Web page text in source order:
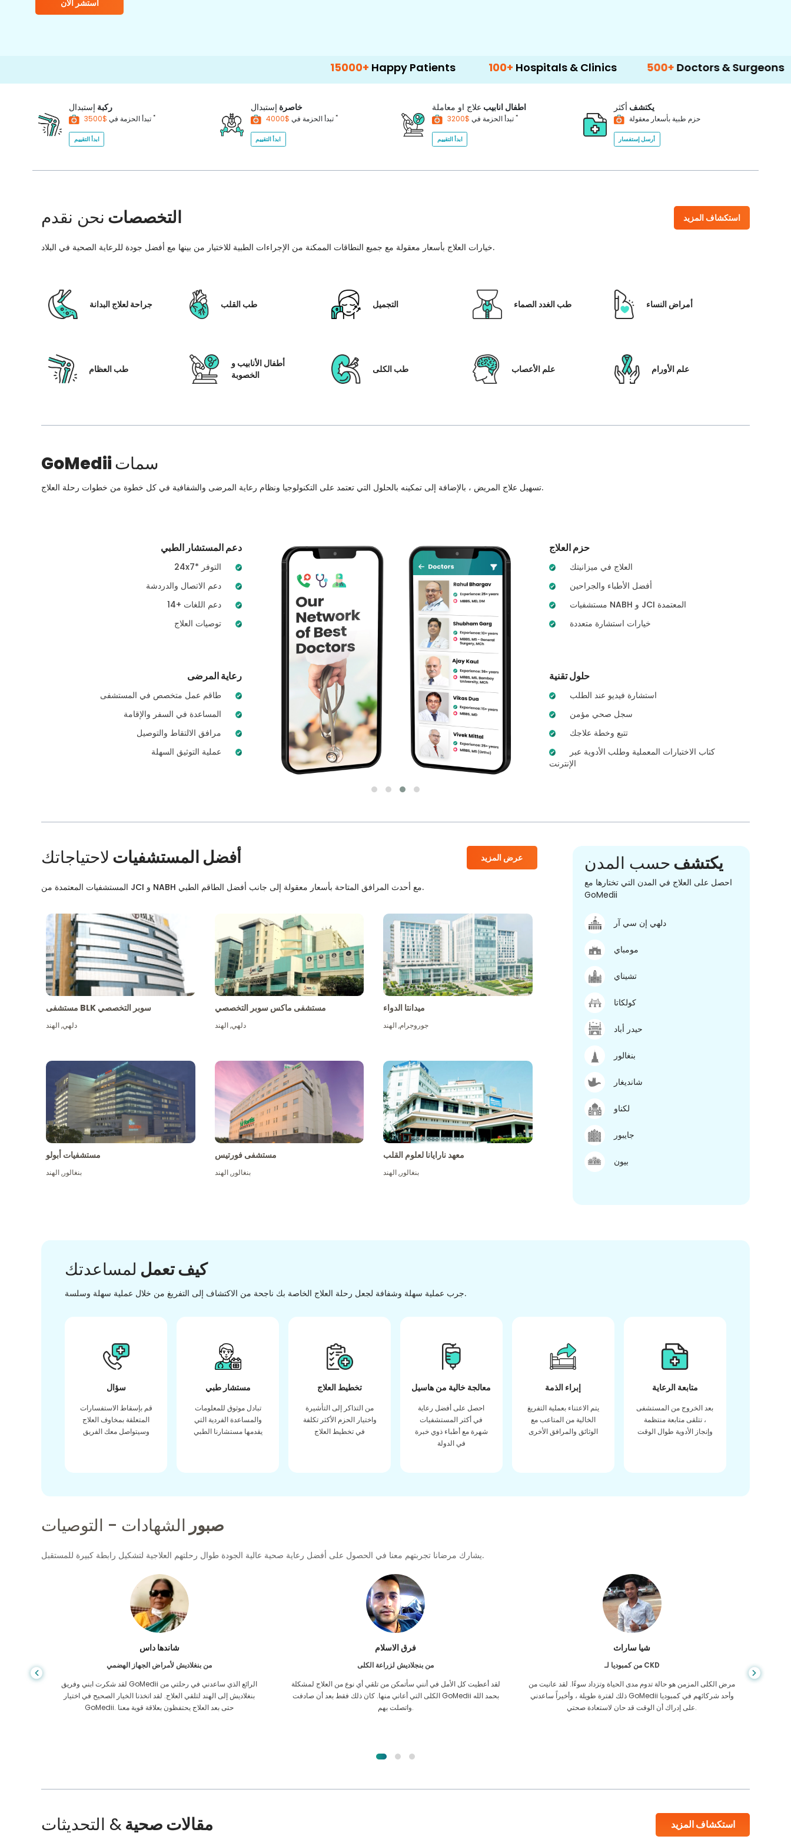
استشر الآن
Happy Patients 100+ Hospitals & Clinics 500+ Doctors & Surgeons 14+
ركبة إستبدال
تبدأ الحزمة في *
ابدأ التقييم
خاصرة إستبدال
تبدأ الحزمة في$4000 *
ابدأ التقييم
اطفال انابيب علاج او معاملة
تبدأ الحزمة في *
ابدأ التقييم
يكتشف أكثر
حزم طبية بأسعار معقولة
أرسل إستفسار
التخصصات نحن نقدم استكشاف المزيد
خيارات العلاج بأسعار معقولة مع جميع النطاقات الممكنة من الإجراءات الطبية للاختيار من بينها مع أفضل جودة للرعاية الصحية في البلاد.
جراحة لعلاج البدانة طب القلب التجميل طب الغدد الصماء أمراض النساء
طب العظام
أطفال الأنابيب و
الخصوبة
طب الكلى علم الأعصاب علم الأورام
GoMediiسمات
تسهيل علاج المريض ، بالإضافة إلى تمكينه بالحلول التي تعتمد على التكنولوجيا ونظام رعاية المرضى والشفافية في كل خطوة من خطوات رحلة العلاج.
دعم المستشار الطبي
رعاية المرضى
حزم العلاج
العلاج في ميزانيتك
أفضل الأطباء والجراحين
مستشفيات NABH و JCI المعتمدة
خيارات استشارة متعددة
حلول تقنية
استشارة فيديو عند الطلب
سجل صحي مؤمن
تتبع وخطة علاجك
الإنترنت
أفضل المستشفيات لاحتياجاتك عرض المزيد
المستشفيات المعتمدة من JCI و NABH مع أحدث المرافق المتاحة بأسعار معقولة إلى جانب أفضل الطاقم الطبي.
مستشفى BLK سوبر التخصصي
دلهي,الهند
مستشفى ماكس سوبر التخصصي
دلهي,الهند
ميدانتا الدواء
جوروجرام,الهند
مستشفيات أبولو
بنغالور,الهند
مستشفى فورتيس
بنغالور,الهند
معهد نارايانا لعلوم القلب
بنغالور,الهند
يكتشفحسب المدن
احصل على العلاج في المدن التي تختارها مع
GoMedii
دلهي إن سي آر
مومباي
تشيناي
كولكاتا
حيدر أباد
بنغالور
شانديغار
لكناو
جايبور
بيون
كيف تعمل لمساعدتك
جرب عملية سهلة وشفافة لجعل رحلة العلاج الخاصة بك ناجحة من الاكتشاف إلى التفريغ من خلال عملية سهلة وسلسة.
سؤال
قم بإسقاط الاستفسارات
المتعلقة بمخاوف العلاج
وسيتواصل معك الفريق
مستشار طبي
تبادل موثوق للمعلومات
والمساعدة الفردية التي
يقدمها مستشارنا الطبي
تخطيط العلاج
من التذاكر إلى التأشيرة
واختيار الحزم الأكثر تكلفة
في تخطيط العلاج
معالجة خالية من هاسيل
احصل على أفضل رعاية
في أكثر المستشفيات
شهرة مع أطباء ذوي خبرة
في الدولة
إبراء الذمة
يتم الاعتناء بعملية التفريغ
الخالية من المتاعب مع
الوثائق والمرافق الأخرى
متابعة الرعاية
بعد الخروج من المستشفى
، تتلقى متابعة منتظمة
وإنجاز الأدوية طوال الوقت
صبور الشهادات - التوصيات
يشارك مرضانا تجربتهم معنا في الحصول على أفضل رعاية صحية عالية الجودة طوال رحلتهم العلاجية لتشكيل رابطة كبيرة للمستقبل.
شاندها داس
من بنغلاديش لأمراض الجهاز الهضمي
لقد شكرت ابني وفريق GoMedii الرائع الذي ساعدني في رحلتي من
بنغلاديش إلى الهند لتلقي العلاج. لقد اتخذنا الخيار الصحيح في اختيار
GoMedii. حتى بعد العلاج يحتفظون بعلاقة قوية معنا
فرق الاسلام
من بنجلاديش لزراعة الكلى
لقد أعطيت كل الأمل في أنني سأتمكن من تلقي أي نوع من العلاج لمشكلة
الكلى التي أعاني منها. كان ذلك فقط بعد أن صادفت GoMedii بحمد الله
واتصلت بهم.
شيا ساراث
من كمبوديا لـ CKD
مرض الكلى المزمن هو حالة تدوم مدى الحياة وتزداد سوءًا. لقد عانيت من
ذلك لفترة طويلة ، وأخيراً ساعدني GoMedii وأحد شركائهم في كمبوديا
على إدراك أن الوقت قد حان لاستعادة صحتي.
مقالات صحية& التحديثات استكشاف المزيد